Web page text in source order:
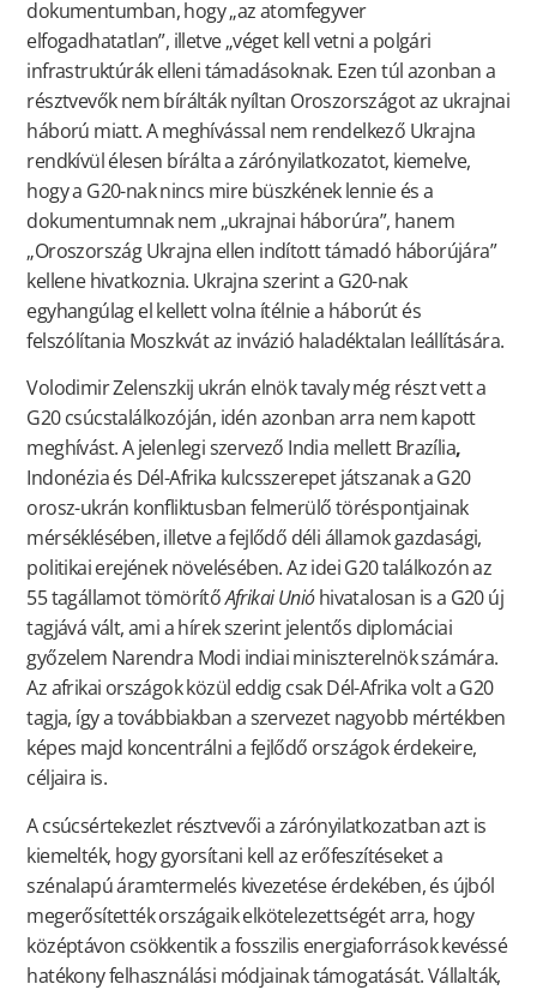
dokumentumban, hogy „az atomfegyver
elfogadhatatlan”, illetve „véget kell vetni a polgári
infrastruktúrák elleni támadásoknak. Ezen túl azonban a
résztvevők nem bírálták nyíltan Oroszországot az ukrajnai
háború miatt. A meghívással nem rendelkező Ukrajna
rendkívül élesen bírálta a zárónyilatkozatot, kiemelve,
hogy a G20-nak nincs mire büszkének lennie és a
dokumentumnak nem „ukrajnai háborúra”, hanem
„Oroszország Ukrajna ellen indított támadó háborújára”
kellene hivatkoznia. Ukrajna szerint a G20-nak
egyhangúlag el kellett volna ítélnie a háborút és
felszólítania Moszkvát az invázió haladéktalan leállítására.
Volodimir Zelenszkij ukrán elnök tavaly még részt vett a
G20 csúcstalálkozóján, idén azonban arra nem kapott
meghívást. A jelenlegi szervező India mellett Brazília,
Indonézia és Dél-Afrika kulcsszerepet játszanak a G20
orosz-ukrán konfliktusban felmerülő töréspontjainak
mérséklésében, illetve a fejlődő déli államok gazdasági,
politikai erejének növelésében. Az idei G20 találkozón az
55 tagállamot tömörítőAfrikai Unióhivatalosan is a G20 új
tagjává vált, ami a hírek szerint jelentős diplomáciai
győzelem Narendra Modi indiai miniszterelnök számára.
Az afrikai országok közül eddig csak Dél-Afrika volt a G20
tagja, így a továbbiakban a szervezet nagyobb mértékben
képes majd koncentrálni a fejlődő országok érdekeire,
céljaira is.
A csúcsértekezlet résztvevői a zárónyilatkozatban azt is
kiemelték, hogy gyorsítani kell az erőfeszítéseket a
szénalapú áramtermelés kivezetése érdekében, és újból
megerősítették országaik elkötelezettségét arra, hogy
középtávon csökkentik a fosszilis energiaforrások kevéssé
hatékony felhasználási módjainak támogatását. Vállalták,